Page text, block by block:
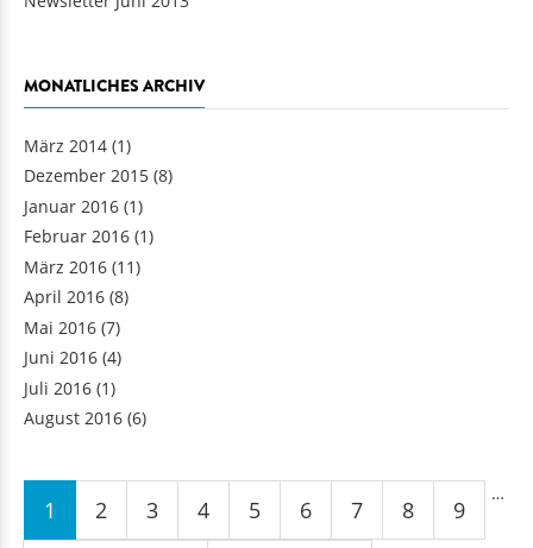
MONATLICHES ARCHIV
März 2014 (1)
Dezember 2015 (8)
Januar 2016 (1)
Februar 2016 (1)
März 2016 (11)
April 2016 (8)
Mai 2016 (7)
Juni 2016 (4)
Juli 2016 (1)
August 2016 (6)
Seiten
1 2 3 4 5 6 7 8 9
…